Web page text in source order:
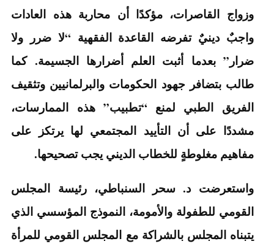
وزواج القاصرات، مؤكدًا أن محاربة هذه العادات
واجبٌ دينيٌ تفرضه القاعدة الفقهية “لا ضرر ولا
ضرار” بعدما أثبت العلم أضرارها الجسيمة. كما
طالب بتضافر جهود الحكومات والبرلمانيين وتثقيف
الفريق الطبي لمنع “تطبيب” هذه الممارسات،
مشددًا على أن التأييد المجتمعي لها يرتكز على
مفاهيم مغلوطةٍ للخطاب الديني يجب تصحيحها.
واستعرضت د. سحر السنباطي، رئيسة المجلس
القومي للطفولة والأمومة، النموذج المؤسسي الذي
يتبناه المجلس بالشراكة مع المجلس القومي للمرأة